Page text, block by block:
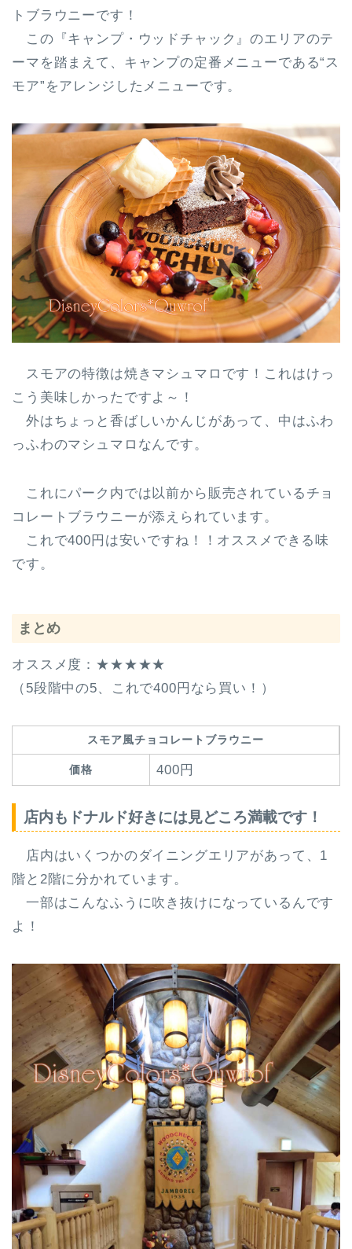
トブラウニーです！
この『キャンプ・ウッドチャック』のエリアのテ
ーマを踏まえて、キャンプの定番メニューである“ス
モア”をアレンジしたメニューです。
スモアの特徴は焼きマシュマロ です！これはけっ
こう美味しかったですよ～！
外はちょっと香ばしいかんじがあって、中はふわ
っふわのマシュマロなんです。
これにパーク内では以前から販売されているチョ
コレートブラウニーが添えられています。
これで400円は安いですね！！オススメできる味
です。
まとめ
オススメ度：★★★★★
（5段階中の5、これで400円なら買い！）
スモア風チョコレートブラウニー
価格 400円
店内もドナルド好きには見どころ満載です！
店内はいくつかのダイニングエリアがあって、 1
階と2階に分かれています。
一部はこんなふうに吹き抜けになっているんです
よ！